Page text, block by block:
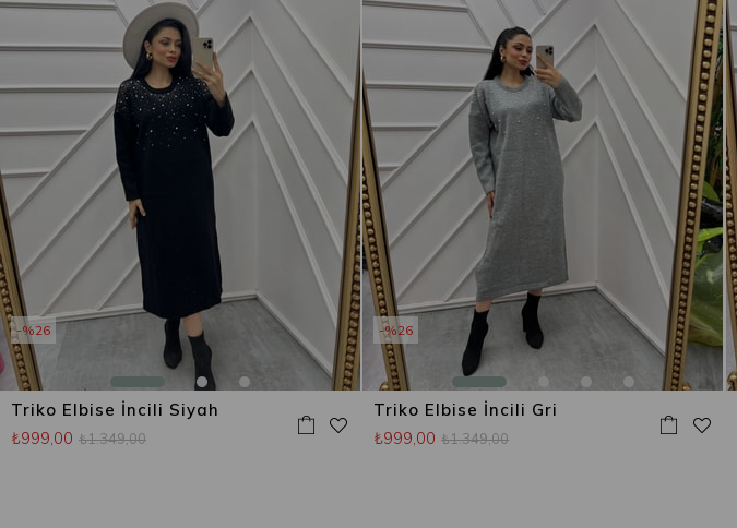
Triko Elbise İncili Siyah
₺999,00 ₺1.349,00
%26
Triko Elbise İncili Gri
₺999,00 ₺1.349,00
%26